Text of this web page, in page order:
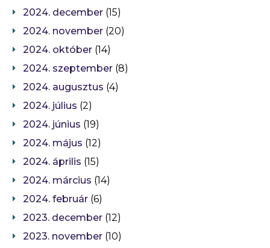
2024. december (15)
2024. november (20)
2024. október (14)
2024. szeptember (8)
2024. augusztus (4)
2024. július (2)
2024. június (19)
2024. május (12)
2024. április (15)
2024. március (14)
2024. február (6)
2023. december (12)
2023. november (10)